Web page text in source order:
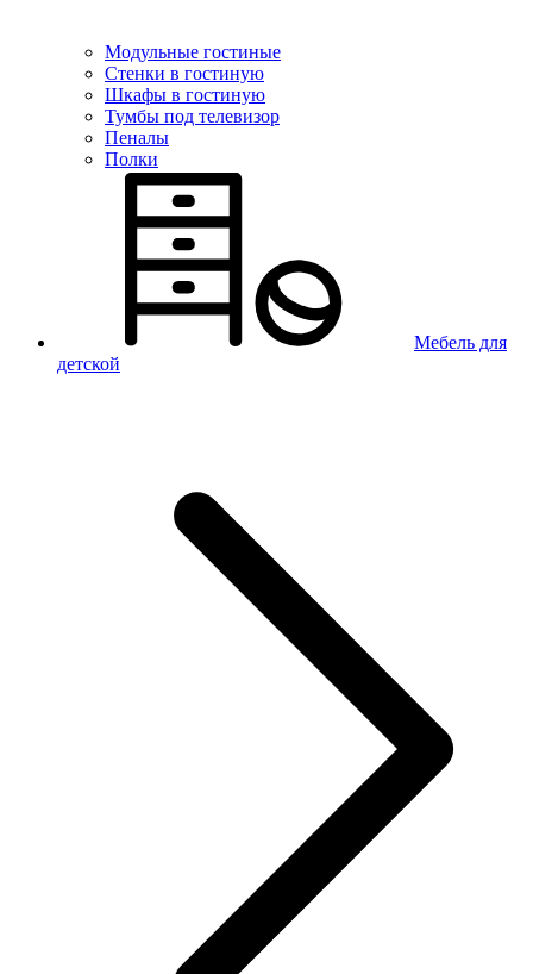
Модульные гостиные
Стенки в гостиную
Шкафы в гостиную
Тумбы под телевизор
Пеналы
Полки
Мебель для
детской